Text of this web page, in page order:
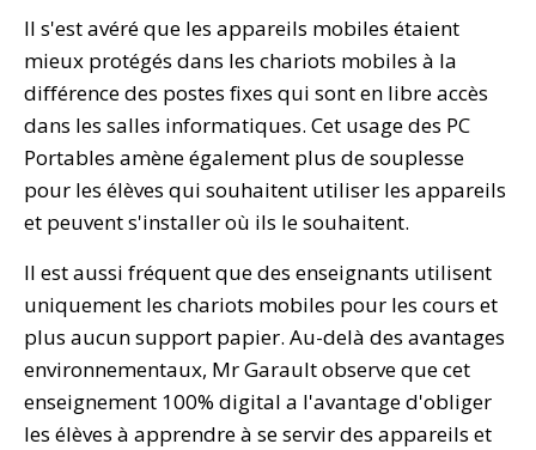
Il s'est avéré que les appareils mobiles étaient
mieux protégés dans les chariots mobiles à la
différence des postes fixes qui sont en libre accès
dans les salles informatiques. Cet usage des PC
Portables amène également plus de souplesse
pour les élèves qui souhaitent utiliser les appareils
et peuvent s'installer où ils le souhaitent.
Il est aussi fréquent que des enseignants utilisent
uniquement les chariots mobiles pour les cours et
plus aucun support papier. Au-delà des avantages
environnementaux, Mr Garault observe que cet
enseignement 100% digital a l'avantage d'obliger
les élèves à apprendre à se servir des appareils et